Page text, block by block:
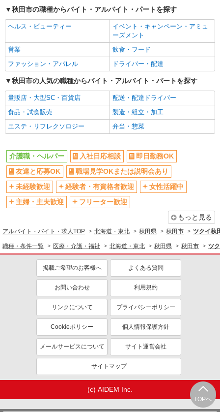
社員登用あり
秋田市の職種からバイト・アルバイト・パートを探す
ヘルス・ビューティー
イベント・キャンペーン・アミュ
ーズメント
営業
飲食・フード
ファッション・アパレル
ドライバー・配達
秋田市の人気の職種からバイト・アルバイト・パートを探す
量販店・大型SC・百貨店
配送・配達ドライバー
食品・試食販売
製造・組立・加工
エステ・リフレクソロジー
弁当・惣菜
TOPへ
介護職・ヘルパー 入社日応相談
即日勤務OK
友達と応募OK
職場見学OKまたは説明会あり
未経験歓迎
経験者・有資格者歓迎
女性活躍中
主婦・主夫歓迎
フリーター歓迎
もっと見る
アルバイト・バイト・求人TOP 北海道・東北 秋田県 秋田市 ツクイ秋
職種・条件一覧 医療・介護・福祉 北海道・東北 秋田県 秋田市 ツ
掲載ご希望のお客様へ よくある質問
お問い合わせ 利用規約
リンクについて プライバシーポリシー
Cookieポリシー 個人情報保護方針
メールサービスについて サイト運営会社
サイトマップ
(c) AIDEM Inc.